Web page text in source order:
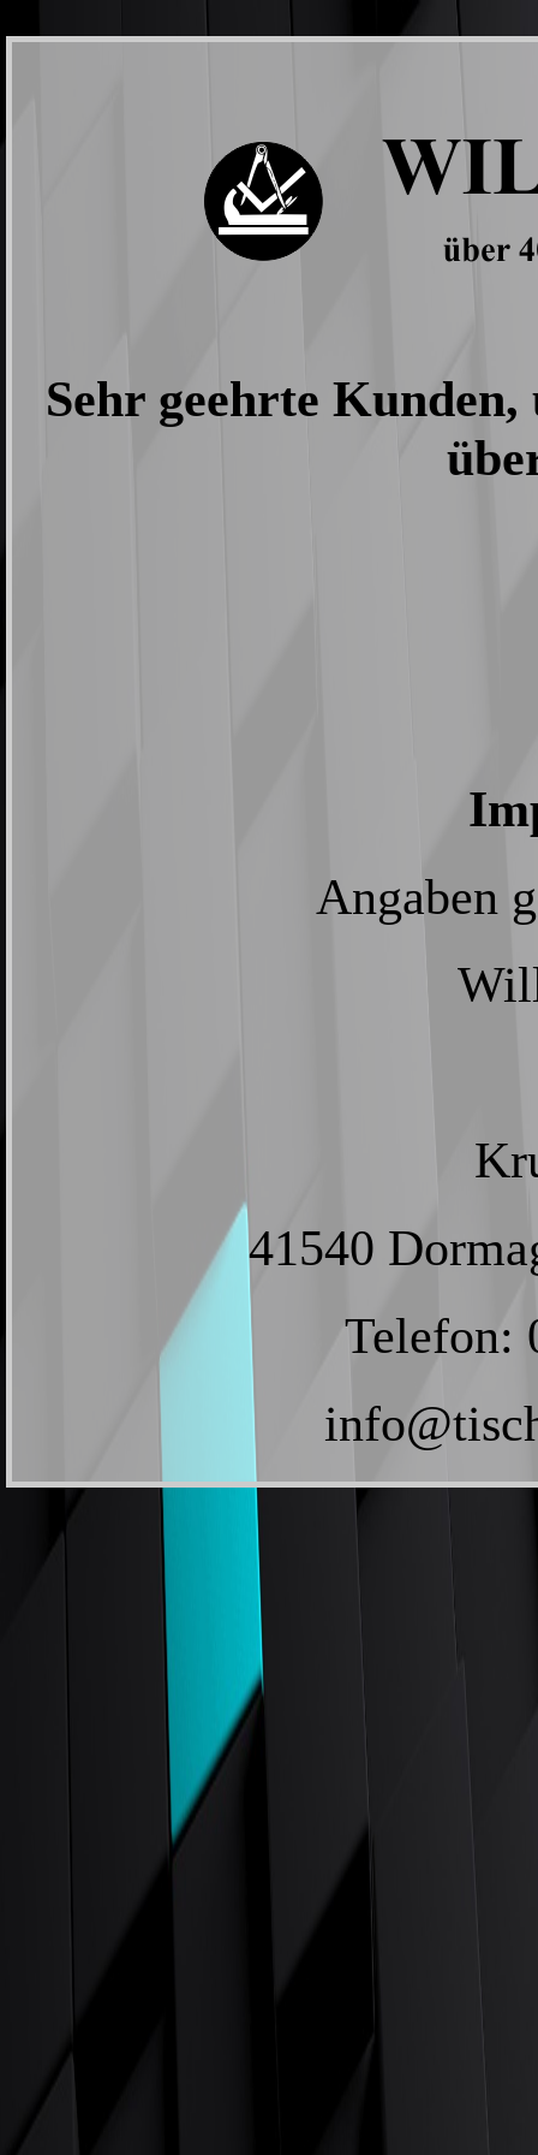
Sehr geehrte
Angaben
41540
Telefon: